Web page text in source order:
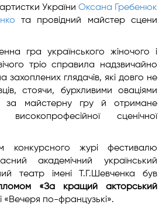
України Оксана Гребенюк
та провідний майстер сцени
гра українського жіночого і
тріо справила надзвичайно
захоплених глядачів, які довго не
стоячи, бурхливими оваціями
за майстерну гру й отримане
сценічної
конкурсного журі фестивалю
академічний український
театр імені Т.Г.Шевченка був
«За кращий акторський
«Вечеря по-французькі».